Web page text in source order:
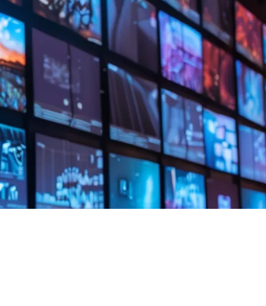
自社でSIMが発行できる法人様向
として、リーズナブルで快適な無
提供しています。
IoTに即した柔軟なサービスプラ
SIM)のご提供。また1枚のSIMで
世界198か国でデータ通信利用可
SIMなど、IoTニーズに合わせた多
ご提供しております。是非お気軽